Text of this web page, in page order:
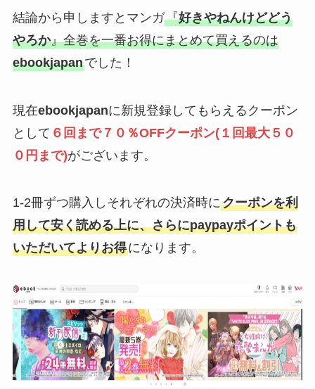
結論から申しますとマンガ『好きやねんけどどう
やろか』全巻を一番お得にまとめて買えるのは
ebookjapanでした！
現在ebookjapanに新規登録してもらえるクーポン
として ６回まで７０％OFFクーポン(１回最大５０
０円まで)がございます。
1-2冊ずつ購入しそれぞれの決済時にクーポンを利
用して安く読める上に、さらにpaypayポイントも
いただいてよりお得になります。